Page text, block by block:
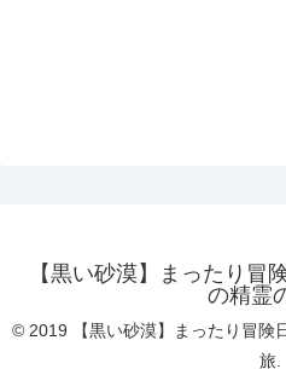
【黒い砂漠】まったり冒
の精霊
© 2019 【黒い砂漠】まったり冒険
旅.